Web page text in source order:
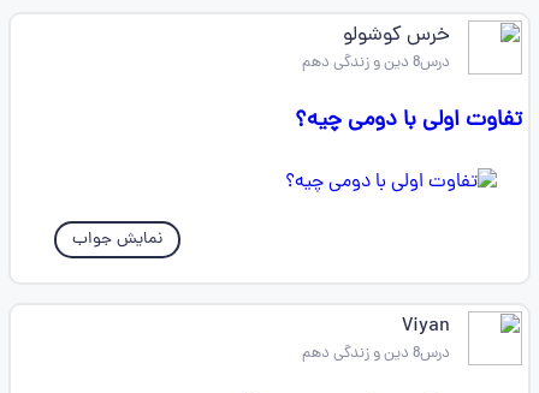
خرس کوشولو
درس8 دین و زندگی دهم
تفاوت اولی با دومی چیه؟
نمایش جواب
Viyan
درس8 دین و زندگی دهم